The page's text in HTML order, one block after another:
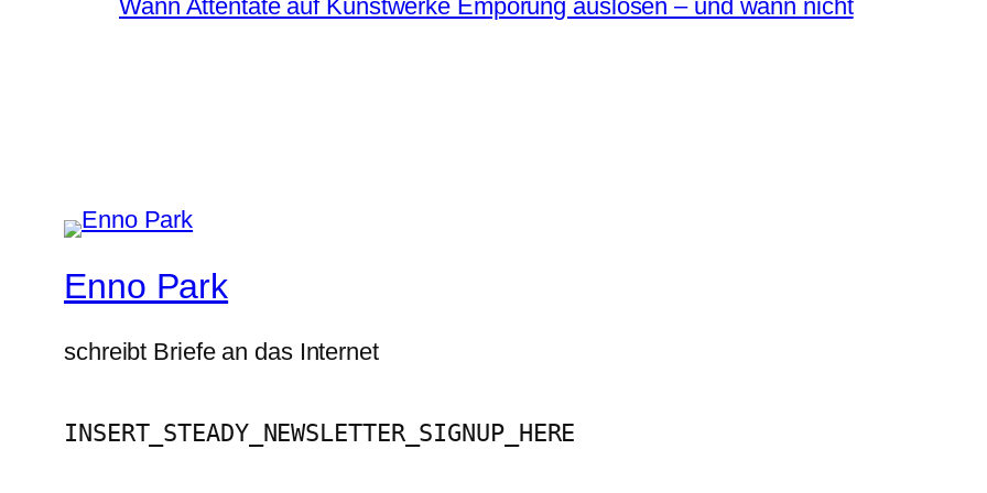
Wann Attentate auf Kunstwerke Empörung auslösen – und wann nicht
Enno Park
schreibt Briefe an das Internet
INSERT_STEADY_NEWSLETTER_SIGNUP_HERE